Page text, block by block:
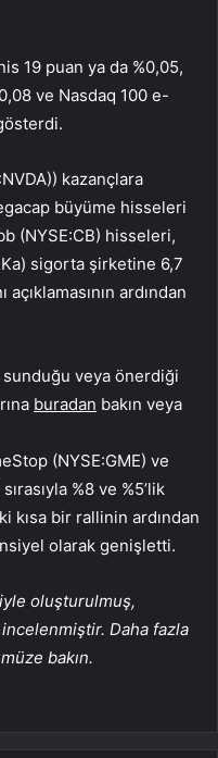
19 puan ya da %0,05,
ve Nasdaq 100 e-
NVDA)) kazançlara
büyüme hisseleri
(NYSE:CB) hisseleri,
sigorta şirketine 6,7
açıklamasının ardından
veya önerdiği
buradan bakın veya
(NYSE:GME) ve
%8 ve %5’lik
kısa bir rallinin ardından
olarak genişletti.
oluşturulmuş,
Daha fazla
bakın.